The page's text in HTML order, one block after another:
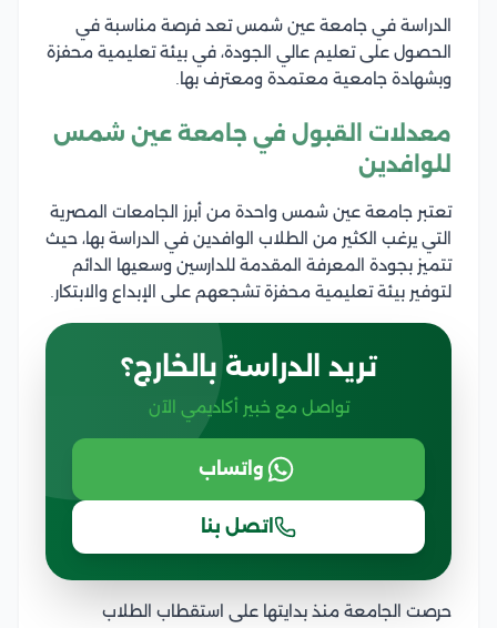
الدراسة في جامعة عين شمس تعد فرصة مناسبة في
الحصول على تعليم عالي الجودة، في بيئة تعليمية محفزة
وبشهادة جامعية معتمدة ومعترف بها.
معدلات القبول في جامعة عين شمس
للوافدين
تعتبر جامعة عين شمس واحدة من أبرز الجامعات المصرية
التي يرغب الكثير من الطلاب الوافدين في الدراسة بها، حيث
تتميز بجودة المعرفة المقدمة للدارسين وسعيها الدائم
لتوفير بيئة تعليمية محفزة تشجعهم على الإبداع والابتكار.
تريد الدراسة بالخارج؟
تواصل مع خبير أكاديمي الآن
واتساب
اتصل بنا
حرصت الجامعة منذ بدايتها على استقطاب الطلاب